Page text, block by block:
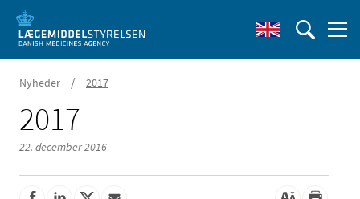
Nyheder / 2017
2017
22. december 2016